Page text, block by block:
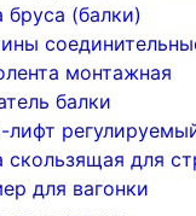
бруса (балки)
монтажная
балки
лифт
скользящая для
для вагонки